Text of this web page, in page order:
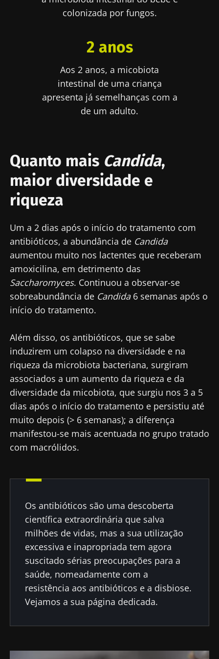
colonizada por fungos.
2 anos
Aos 2 anos, a micobiota
intestinal de uma criança
apresenta já semelhanças com a
de um adulto.
Quanto mais Candida,
maior diversidade e
riqueza
Um a 2 dias após o início do tratamento com
antibióticos, a abundância de Candida
aumentou muito nos lactentes que receberam
amoxicilina, em detrimento das
Saccharomyces. Continuou a observar-se
sobreabundância de Candida6 semanas após o
início do tratamento.
Além disso, os antibióticos, que se sabe
induzirem um colapso na diversidade e na
riqueza da microbiota bacteriana, surgiram
associados a um aumento da riqueza e da
diversidade da micobiota, que surgiu nos 3 a 5
dias após o início do tratamento e persistiu até
muito depois (> 6 semanas); a diferença
manifestou-se mais acentuada no grupo tratado
com macrólidos.
Os antibióticos são uma descoberta
científica extraordinária que salva
milhões de vidas, mas a sua utilização
excessiva e inapropriada tem agora
suscitado sérias preocupações para a
saúde, nomeadamente com a
resistência aos antibióticos e a disbiose.
Vejamos a sua página dedicada.
Mantenha-se
Fique connosco!
Junte-se à comunidade de profissionais de
saúde e investigadores da Microbiota e
receba o "Microbiota Digest" e o "HCP
Magazine" para se manter atualizado com as